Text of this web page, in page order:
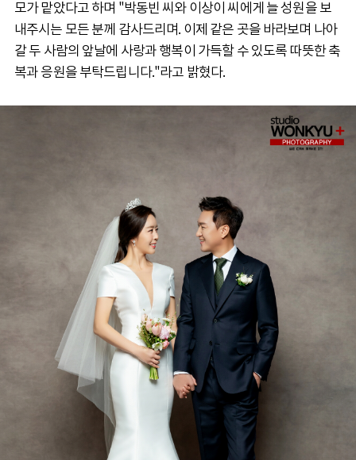
모가 맡았다고 하며 "박동빈 씨와 이상이 씨에게 늘 성원을 보
내주시는 모든 분께 감사드리며. 이제 같은 곳을 바라보며 나아
갈 두 사람의 앞날에 사랑과 행복이 가득할 수 있도록 따뜻한 축
복과 응원을 부탁드립니다."라고 밝혔다.